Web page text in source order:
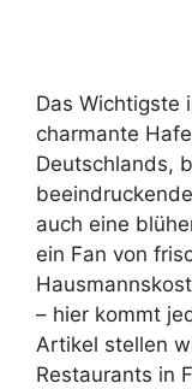
Das Wichtigste
charmante
Deutschlands,
auch eine
ein Fan von
– hier kommt
Artikel stellen
Restaurants in